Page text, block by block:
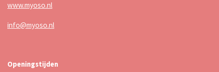
www.myoso.nl
info@myoso.nl
Openingstijden